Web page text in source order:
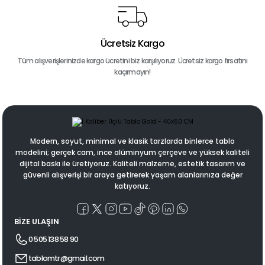
Ücretsiz Kargo
Tüm alışverişlerinizde kargo ücretini biz karşılıyoruz. Ücretsiz kargo fırsatını
kaçırmayın!
Modern, soyut, minimal ve klasik tarzlarda binlerce tablo
modelini; gerçek cam, ince alüminyum çerçeve ve yüksek kaliteli
dijital baskı ile üretiyoruz. Kaliteli malzeme, estetik tasarım ve
güvenli alışverişi bir araya getirerek yaşam alanlarınıza değer
katıyoruz.
BİZE ULAŞIN
0 505 138 58 90
tablomtr@gmail.com